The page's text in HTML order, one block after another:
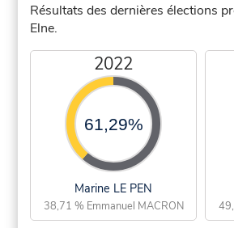
Résultats des dernières élections
Elne.
2022
61,29%
Marine LE PEN
38,71 % Emmanuel MACRON